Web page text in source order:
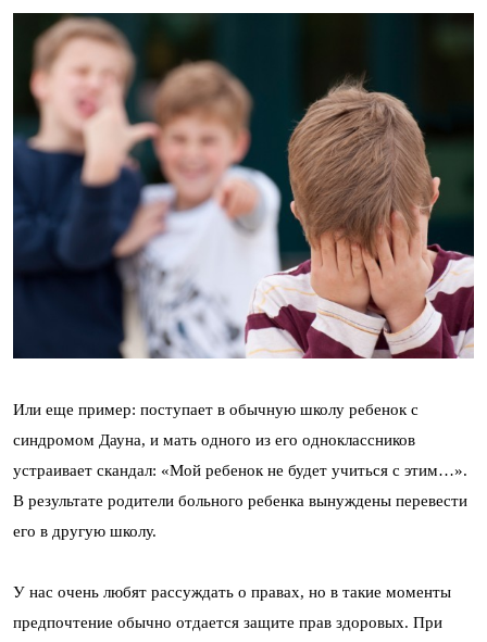
Или еще пример: поступает в обычную школу ребенок с
синдромом Дауна, и мать одного из его одноклассников
устраивает скандал: «Мой ребенок не будет учиться с этим…».
В результате родители больного ребенка вынуждены перевести
его в другую школу.
У нас очень любят рассуждать о правах, но в такие моменты
предпочтение обычно отдается защите прав здоровых. При